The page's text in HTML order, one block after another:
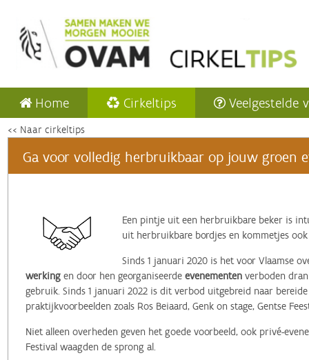
Home Cirkeltips Veelgestelde
<< Naar cirkeltips
Ga voor volledig herbruikbaar op jouw groen
Een pintje uit een herbruikbare beker is
uit herbruikbare bordjes en kommetjes
Sinds 1 januari 2020 is het voor Vlaamse
werkingen door hen georganiseerde evenementenverboden
gebruik. Sinds 1 januari 2022 is dit verbod uitgebreid naar
praktijkvoorbeelden zoals Ros Beiaard, Genk on stage, Gentse
Niet alleen overheden geven het goede voorbeeld, ook privé-
Festival waagden de sprong al.